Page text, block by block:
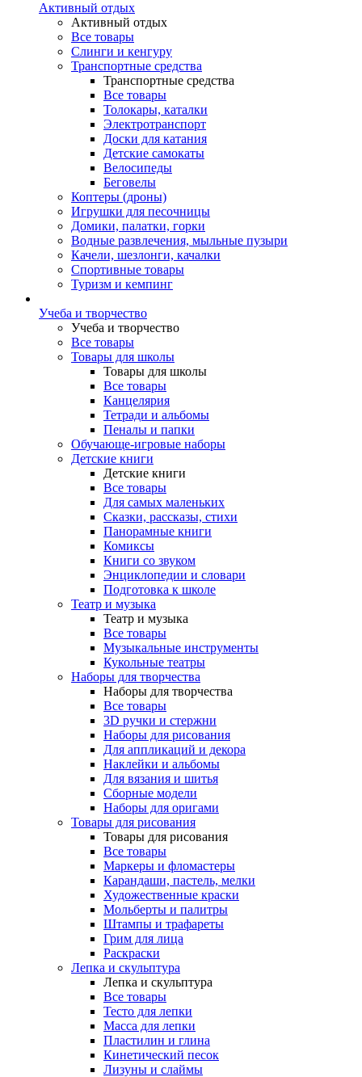
Активный отдых
Активный отдых
Все товары
Слинги и кенгуру
Транспортные средства
Транспортные средства
Все товары
Толокары, каталки
Электротранспорт
Доски для катания
Детские самокаты
Велосипеды
Беговелы
Коптеры (дроны)
Игрушки для песочницы
Домики, палатки, горки
Водные развлечения, мыльные пузыри
Качели, шезлонги, качалки
Спортивные товары
Туризм и кемпинг
Учеба и творчество
Учеба и творчество
Все товары
Товары для школы
Товары для школы
Все товары
Канцелярия
Тетради и альбомы
Пеналы и папки
Обучающе-игровые наборы
Детские книги
Детские книги
Все товары
Для самых маленьких
Сказки, рассказы, стихи
Панорамные книги
Комиксы
Книги со звуком
Энциклопедии и словари
Подготовка к школе
Театр и музыка
Театр и музыка
Все товары
Музыкальные инструменты
Кукольные театры
Наборы для творчества
Наборы для творчества
Все товары
3D ручки и стержни
Наборы для рисования
Для аппликаций и декора
Наклейки и альбомы
Для вязания и шитья
Сборные модели
Наборы для оригами
Товары для рисования
Товары для рисования
Все товары
Маркеры и фломастеры
Карандаши, пастель, мелки
Художественные краски
Мольберты и палитры
Штампы и трафареты
Грим для лица
Раскраски
Лепка и скульптура
Лепка и скульптура
Все товары
Тесто для лепки
Масса для лепки
Пластилин и глина
Кинетический песок
Лизуны и слаймы